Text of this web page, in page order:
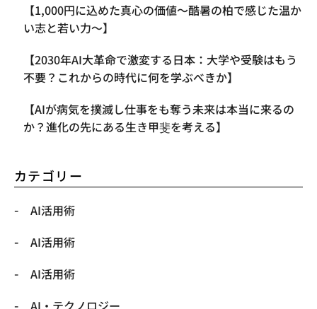
【1,000円に込めた真心の価値〜酷暑の柏で感じた温か
い志と若い力〜】
【2030年AI大革命で激変する日本：大学や受験はもう
不要？これからの時代に何を学ぶべきか】
【AIが病気を撲滅し仕事をも奪う未来は本当に来るの
か？進化の先にある生き甲斐を考える】
カテゴリー
AI活用術
AI活用術
AI活用術
​AI・テクノロジー